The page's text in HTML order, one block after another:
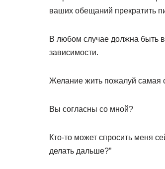
ваших обещаний прекратить
В любом случае должна быть
зависимости.
Желание жить пожалуй самая
Вы согласны со мной?
Кто-то может спросить меня
делать дальше?”